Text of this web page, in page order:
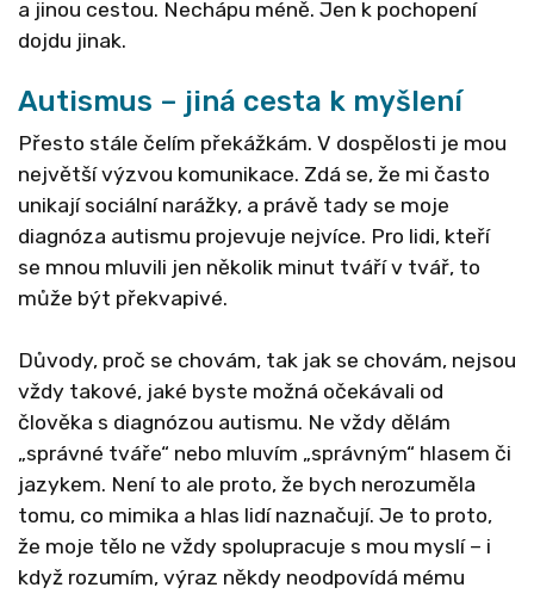
a jinou cestou. Nechápu méně. Jen k pochopení
dojdu jinak.
Autismus – jiná cesta k myšlení
Přesto stále čelím překážkám. V dospělosti je mou
největší výzvou komunikace. Zdá se, že mi často
unikají sociální narážky, a právě tady se moje
diagnóza autismu projevuje nejvíce. Pro lidi, kteří
se mnou mluvili jen několik minut tváří v tvář, to
může být překvapivé.
Důvody, proč se chovám, tak jak se chovám, nejsou
vždy takové, jaké byste možná očekávali od
člověka s diagnózou autismu. Ne vždy dělám
„správné tváře“ nebo mluvím „správným“ hlasem či
jazykem. Není to ale proto, že bych nerozuměla
tomu, co mimika a hlas lidí naznačují. Je to proto,
že moje tělo ne vždy spolupracuje s mou myslí – i
když rozumím, výraz někdy neodpovídá mému